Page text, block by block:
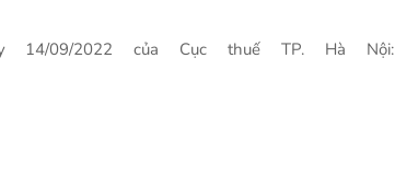
14/09/2022 của Cục thuế TP. Hà Nội: